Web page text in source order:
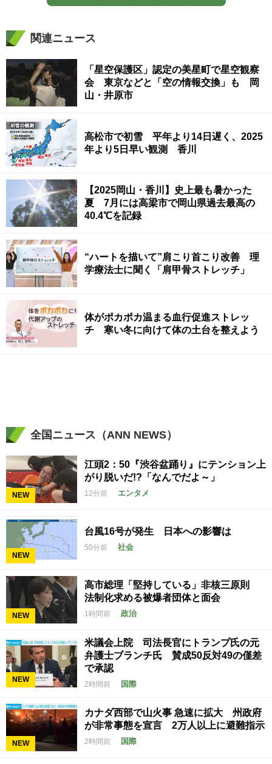
関連ニュース
「星空保護区」認定の美星町で星空観察
会 東京などと「空の情報交換」も 岡
山・井原市
高松市で初雪 平年より14日遅く、2025
年より5日早い観測 香川
【2025岡山・香川】史上最も暑かった
夏 7月には高梁市で岡山県過去最高の
40.4℃を記録
“ハートを描いて”肩こり首こり改善 理
学療法士に聞く「肩甲骨ストレッチ」
体がポカポカ温まる血行促進ストレッ
チ 寒い冬に向けて体の土台を整えよう
全国ニュース（ANN NEWS）
NEW
江頭2：50『渋谷盆踊り』にテンション上
がり脱いだ!?「なんでだよ～」
12分前 エンタメ
NEW
台風16号が発生 日本への影響は
50分前 社会
NEW
高市総理「堅持している」非核三原則
法制化求める被爆者団体と面会
1時間前 政治
NEW
米議会上院 司法長官にトランプ氏の元
弁護士ブランチ氏 賛成50反対49の僅差
で承認
2時間前 国際
NEW
カナダ西部で山火事 急速に拡大 州政府
が非常事態を宣言 2万人以上に避難指示
2時間前 国際